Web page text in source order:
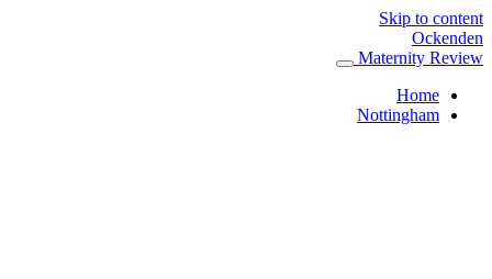
Skip to content
Ockenden
Maternity Review
Home
Nottingham